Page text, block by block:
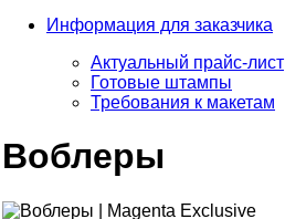
Информация для заказчика
Актуальный прайс-лист
Готовые штампы
Требования к макетам
Воблеры